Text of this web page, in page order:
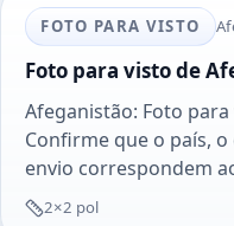
FOTO PARA VISTO
Foto para visto de
Afeganistão: Foto
Confirme que o país,
envio correspondem
2×2 pol